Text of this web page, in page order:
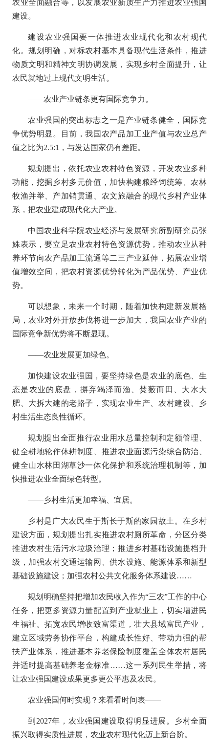
农业全面融合等，以发展农业新质生产力推进农业强国
建设。
建设农业强国要一体推进农业现代化和农村现代
化。规划明确，对标农村基本具备现代生活条件，推进
物质文明和精神文明协调发展，实现乡村全面提升，让
农民就地过上现代文明生活。
——农业产业链条更有国际竞争力。
农业强国的突出标志之一是产业链条健全，国际竞
争优势明显。目前，我国农产品加工业产值与农业总产
值之比为2.5:1，与发达国家仍有差距。
规划提出，依托农业农村特色资源，开发农业多种
功能，挖掘乡村多元价值，加快构建粮经饲统筹、农林
牧渔并举、产加销贯通、农文旅融合的现代乡村产业体
系，把农业建成现代化大产业。
中国农业科学院农业经济与发展研究所副研究员张
姝表示，要立足农业农村特色资源优势，推动农业从种
养环节向农产品加工流通等二三产业延伸，拓展农业增
值增效空间，把农村资源优势转化为产品优势、产业优
势。
可以想象，未来一个时期，随着加快构建新发展格
局，农业对外开放步伐将进一步加大，我国农业产业的
国际竞争新优势将不断显现。
——农业发展更加绿色。
加快建设农业强国，要坚持绿色是农业的底色、生
态是农业的底盘，摒弃竭泽而渔、焚薮而田、大水大
肥、大拆大建的老路子，实现农业生产、农村建设、乡
村生活生态良性循环。
规划提出全面推行农业用水总量控制和定额管理、
健全耕地轮作休耕制度、推进农业面源污染综合防治、
健全山水林田湖草沙一体化保护和系统治理机制等，加
快推进农业全面绿色转型。
——乡村生活更加幸福、宜居。
乡村是广大农民生于斯长于斯的家园故土。在乡村
建设方面，规划提出扎实推进农村厕所革命，分区分类
推进农村生活污水垃圾治理；推进乡村基础设施提档升
级，加强农村交通运输网、供水设施、能源体系和新型
基础设施建设；加强农村公共文化服务体系建设……
规划明确坚持把增加农民收入作为“三农”工作的中心
任务，把更多资源力量配置到产业就业上，切实增进民
生福祉。拓宽农民增收致富渠道，壮大县域富民产业，
建立区域劳务协作平台，构建成长性好、带动力强的帮
扶产业体系，推进基本养老保险制度覆盖全体农村居民
并适时提高基础养老金标准……这一系列民生举措，将
让农业强国建设成果更多更公平惠及农民。
农业强国何时实现？来看看时间表——
到2027年，农业强国建设取得明显进展。乡村全面
振兴取得实质性进展，农业农村现代化迈上新台阶。